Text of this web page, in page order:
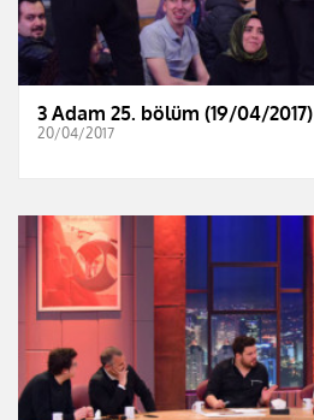
3 Adam 25. bölüm (19/04/2017)
20/04/2017